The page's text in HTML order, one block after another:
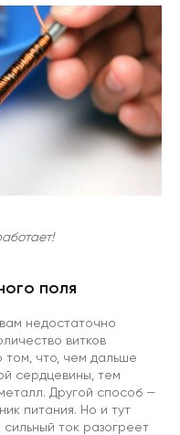
поля
недостаточно
витков
том, что, чем дальше
сердцевины, тем
Другой способ —
питания. Но и тут
ток разогреет